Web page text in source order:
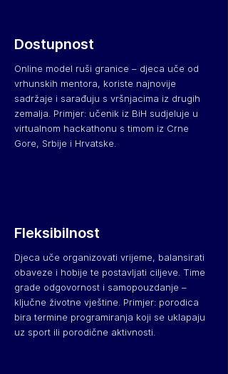
Dostupnost
Online model ruši granice – djeca uče od
vrhunskih mentora, koriste najnovije
sadržaje i sarađuju s vršnjacima iz drugih
zemalja. Primjer: učenik iz BiH sudjeluje u
virtualnom hackathonu s timom iz Crne
Gore, Srbije i Hrvatske.
Fleksibilnost
Djeca uče organizovati vrijeme, balansirati
obaveze i hobije te postavljati ciljeve. Time
grade odgovornost i samopouzdanje –
ključne životne vještine. Primjer: porodica
bira termine programiranja koji se uklapaju
uz sport ili porodične aktivnosti.